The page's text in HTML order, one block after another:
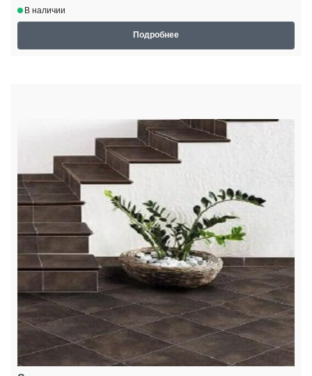
В наличии
Подробнее